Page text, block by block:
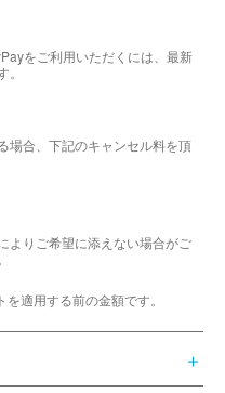
をご利用いただくには、最新
場合、下記のキャンセル料を頂
よりご希望に添えない場合がご
適用する前の金額です。